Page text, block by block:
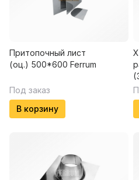
Притопочный лист
(оц.) 500*600 Ferrum
Под заказ
В корзину